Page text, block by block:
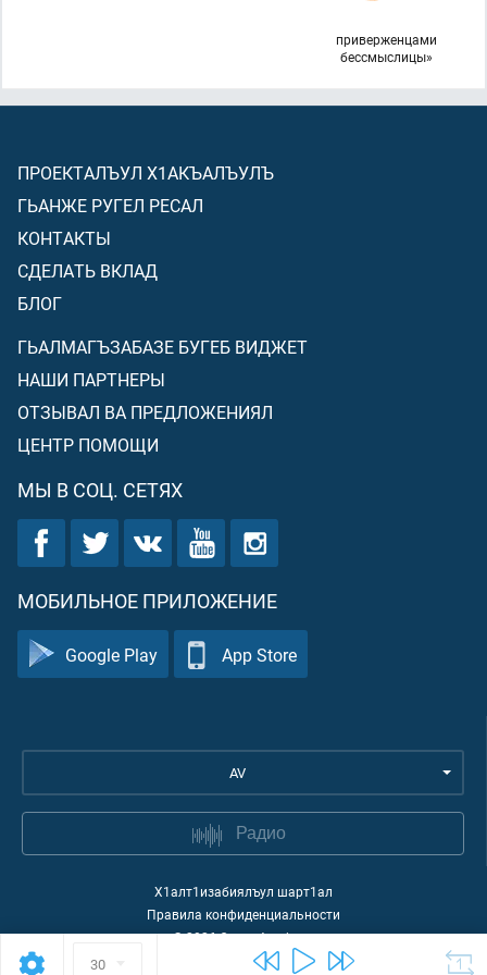
30
приверженцами
бессмыслицы»
ПРОЕКТАЛЪУЛ Х1АКЪАЛЪУЛЪ
ГЬАНЖЕ РУГЕЛ РЕСАЛ
КОНТАКТЫ
СДЕЛАТЬ ВКЛАД
БЛОГ
ГЬАЛМАГЪЗАБАЗЕ БУГЕБ ВИДЖЕТ
НАШИ ПАРТНЕРЫ
ОТЗЫВАЛ ВА ПРЕДЛОЖЕНИЯЛ
ЦЕНТР ПОМОЩИ
МЫ В СОЦ. СЕТЯХ
МОБИЛЬНОЕ ПРИЛОЖЕНИЕ
Google Play App Store
AV
Радио
Х1алт1изабиялъул шарт1ал
Правила конфиденциальности
©2026Quran Academy